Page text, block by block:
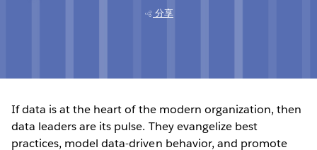
分享
If data is at the heart of the modern organization, then
data leaders are its pulse. They evangelize best
practices, model data-driven behavior, and promote